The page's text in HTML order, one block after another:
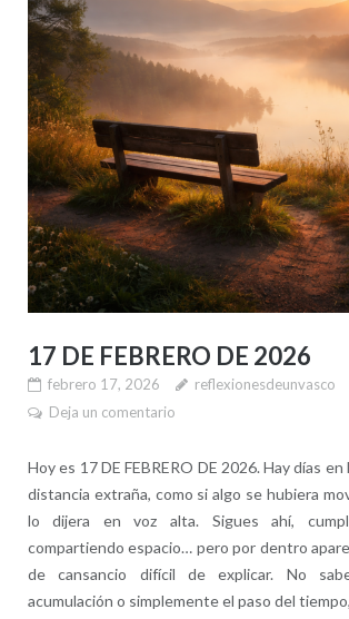
17 DE FEBRERO DE 2026
febrero 17, 2026
reflexionesdeunvasco
Deja un comentario
Hoy es 17 DE FEBRERO DE 2026. Hay días
distancia extraña, como si algo se hubiera
lo dijera en voz alta. Sigues ahí,
compartiendo espacio… pero por dentro
de cansancio difícil de explicar. No
acumulación o simplemente el paso del